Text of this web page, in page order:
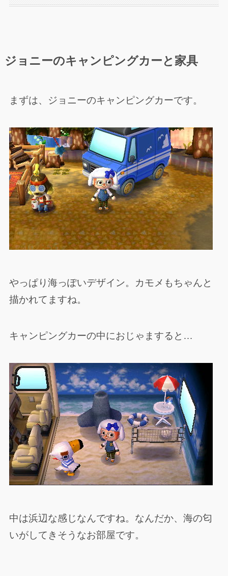
ジョニーのキャンピングカーと家具
まずは、ジョニーのキャンピングカーです。
やっぱり海っぽいデザイン。カモメもちゃんと
描かれてますね。
キャンピングカーの中におじゃますると…
中は浜辺な感じなんですね。なんだか、海の匂
いがしてきそうなお部屋です。